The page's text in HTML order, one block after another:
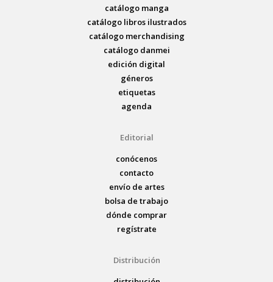
catálogo manga
catálogo libros ilustrados
catálogo merchandising
catálogo danmei
edición digital
géneros
etiquetas
agenda
Editorial
conócenos
contacto
envío de artes
bolsa de trabajo
dónde comprar
regístrate
Distribución